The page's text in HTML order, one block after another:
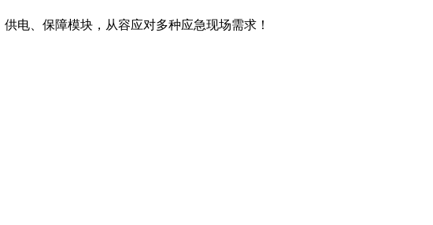
电、保障模块，从容应对多种应急现场需求！